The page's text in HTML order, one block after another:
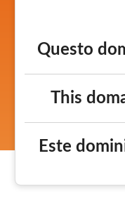
Questo
This
Este